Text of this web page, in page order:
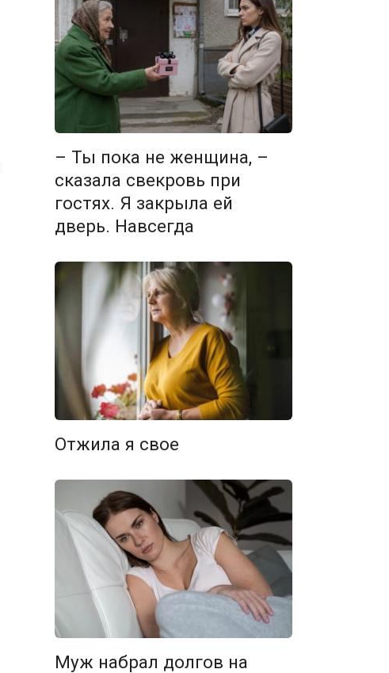
– Ты пока не женщина, –
сказала свекровь при
гостях. Я закрыла ей
дверь. Навсегда
Отжила я свое
Муж набрал долгов на